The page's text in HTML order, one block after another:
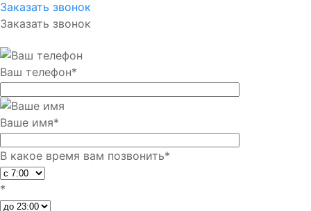
Заказать звонок
Заказать звонок
Ваш телефон*
Ваше имя*
В какое время вам позвонить*
*